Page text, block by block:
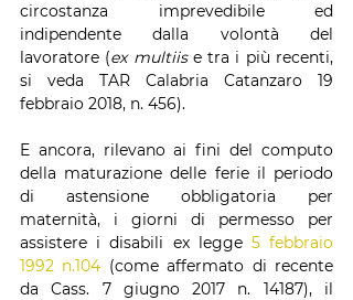
circostanza imprevedibile ed
indipendente dalla volontà del
lavoratore (ex multiis e tra i più recenti,
si veda TAR Calabria Catanzaro 19
febbraio 2018, n. 456).
E ancora, rilevano ai fini del computo
della maturazione delle ferie il periodo
di astensione obbligatoria per
maternità, i giorni di permesso per
assistere i disabili ex legge 5 febbraio
1992 n.104 (come affermato di recente
da Cass. 7 giugno 2017 n. 14187), il